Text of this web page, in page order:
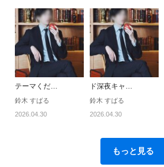
テーマくだ…
鈴木 すばる
2026.04.30
ド深夜キャ…
鈴木 すばる
2026.04.30
もっと見る